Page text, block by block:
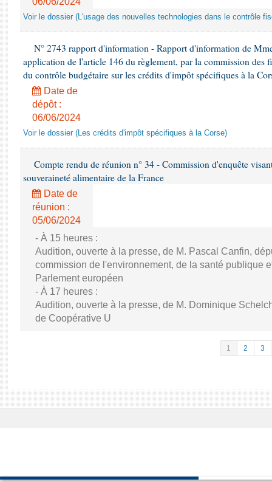
Voir le dossier (L'usage des nouvelles technologies dans le contrôle
N° 2743 rapport d'information - Rapport d'information de
application de l'article 146 du règlement, par la commission des
du contrôle budgétaire sur les crédits d'impôt spécifiques à la
Date de
dépôt :
06/06/2024
Voir le dossier (Les crédits d'impôt spécifiques à la Corse)
Compte rendu de réunion n° 34 - Commission d'enquête
souveraineté alimentaire de la France
Date de
réunion :
05/06/2024
- À 15 heures :
Audition, ouverte à la presse, de M. Pascal Canfin,
commission de l'environnement, de la santé publique
Parlement européen
- À 17 heures :
Audition, ouverte à la presse, de M. Dominique
de Coopérative U
1 2 3